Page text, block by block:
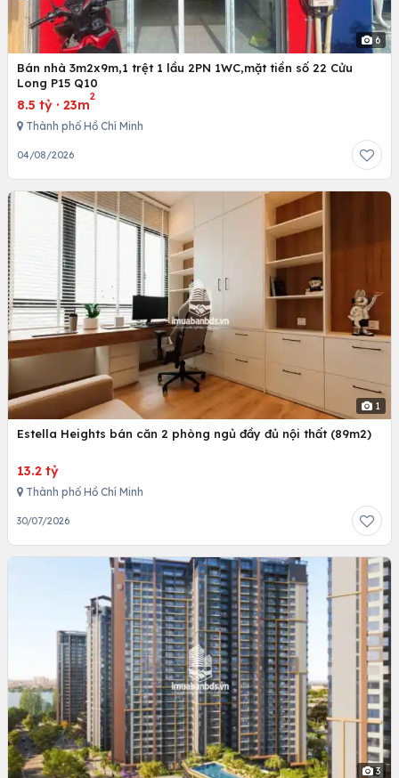
6
Bán nhà 3m2x9m,1 trệt 1 lầu 2PN 1WC,mặt tiền số 22 Cửu
Long P15 Q10
8.5 tỷ · 23m
2
Thành phố Hồ Chí Minh
04/08/2026
1
Estella Heights bán căn 2 phòng ngủ đầy đủ nội thất (89m2)
13.2 tỷ
Thành phố Hồ Chí Minh
30/07/2026
3